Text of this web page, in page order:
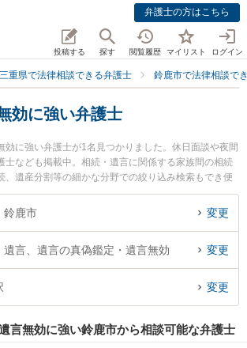
弁護士の方はこちら
投稿する 探す 閲覧履歴 マイリスト ログイン
三重県で法律相談できる弁護士 鈴鹿市で法律相談で
効に強い弁護士
効に強い弁護士が1名見つかりました。休日面談や夜間
士なども掲載中。相続・遺言に関係する家族間の相続
、遺産分割等の細かな分野での絞り込み検索もでき便
律事務所の川戸 雄介弁護士のプロフィール情報や弁護
されています。『鈴鹿市で土日や夜間に発生した遺言
に相談予約したい』などでお困りの相談者さんにおす
鈴鹿市 変更
遺言、遺言の真偽鑑定・遺言無効 変更
変更
言無効に強い鈴鹿市から相談可能な弁護士